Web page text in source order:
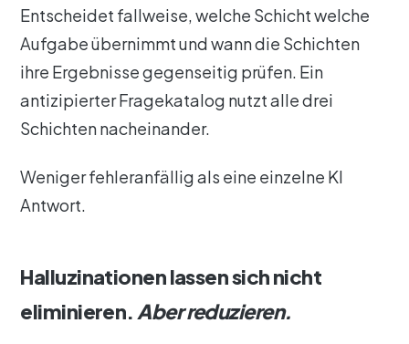
Entscheidet fallweise, welche Schicht welche
Aufgabe übernimmt und wann die Schichten
ihre Ergebnisse gegenseitig prüfen. Ein
antizipierter Fragekatalog nutzt alle drei
Schichten nacheinander.
Weniger fehleranfällig als eine einzelne KI
Antwort.
Halluzinationen lassen sich nicht
eliminieren. Aber reduzieren.